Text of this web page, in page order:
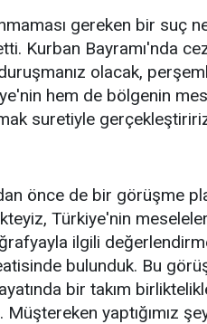
gereken bir suç
Kurban Bayramı'nda
olacak,
hem de bölgenin
suretiyle
önce de bir görüşme
Türkiye'nin
ilgili
bulunduk. Bu
bir takım
yaptığımız